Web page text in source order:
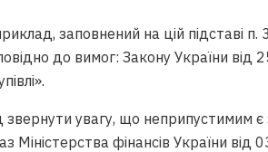
заповнений на цій підставі
до вимог: Закону України від
звернути увагу, що неприпустимим
Міністерства фінансів України